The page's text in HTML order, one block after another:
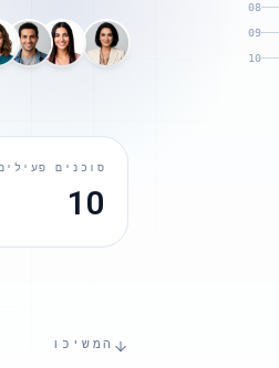
08
09
10
סוכנים
10
המשיכו